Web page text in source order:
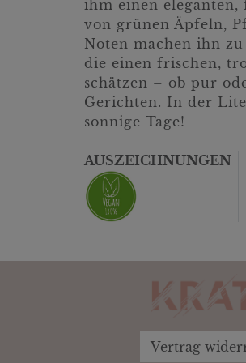
ihm einen
von grünen Äpfeln,
Noten machen ihn
die einen frischen,
schätzen – ob pur
Gerichten. In der
sonnige Tage!
AUSZEICHNUNGEN
Vertrag